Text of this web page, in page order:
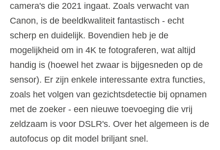
camera's die 2021 ingaat. Zoals verwacht van
Canon, is de beeldkwaliteit fantastisch - echt
scherp en duidelijk. Bovendien heb je de
mogelijkheid om in 4K te fotograferen, wat altijd
handig is (hoewel het zwaar is bijgesneden op de
sensor). Er zijn enkele interessante extra functies,
zoals het volgen van gezichtsdetectie bij opnamen
met de zoeker - een nieuwe toevoeging die vrij
zeldzaam is voor DSLR's. Over het algemeen is de
autofocus op dit model briljant snel.